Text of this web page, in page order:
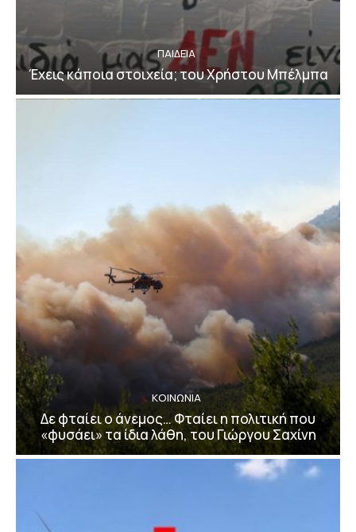
ΠΑΙΔΕΙΑ
Έχεις κάποια στοιχεία; του Χρήστου Μπέλμπα
ΚΟΙΝΩΝΙΑ
Δε φταίει ο άνεμος… Φταίει η πολιτική που
«φυσάει» τα ίδια λάθη, του Γιώργου Σαχίνη